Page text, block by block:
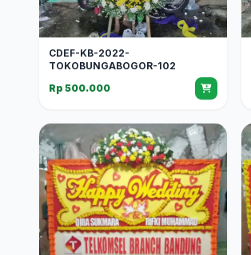
CDEF-KB-2022-
TOKOBUNGABOGOR-102
Rp 500.000